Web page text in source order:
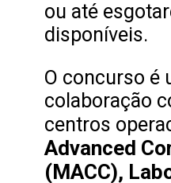
ou até
disponíveis.
O concurso é
colaboração
centros
Advanced
(MACC),